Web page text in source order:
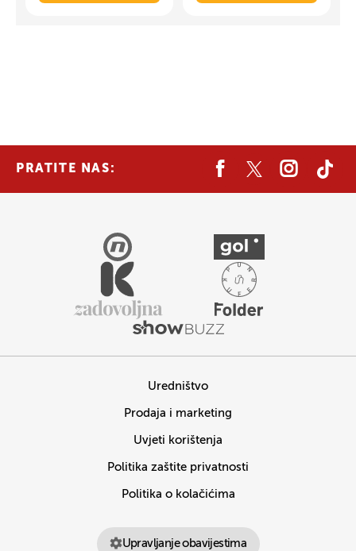
PRATITE NAS:
Uredništvo
Prodaja i marketing
Uvjeti korištenja
Politika zaštite privatnosti
Politika o kolačićima
Upravljanje obavijestima